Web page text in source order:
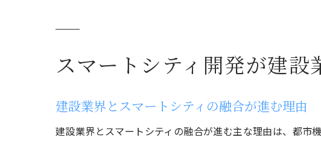
業界
スマートシティ開発が建設
建設業界とスマートシティの融合が進む理由
建設業界とスマートシティの融合が進む主な理由は、都市